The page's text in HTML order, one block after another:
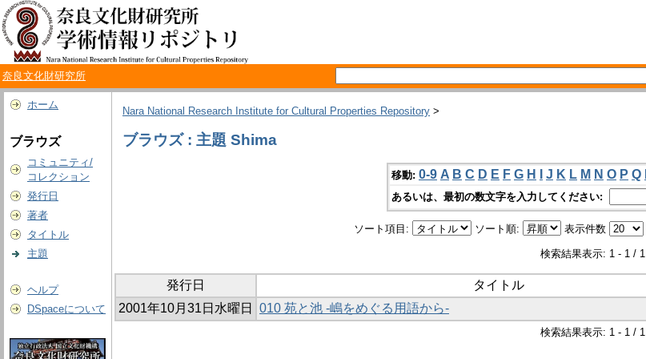
奈良文化財研究所
ホーム
ブラウズ
コミュニティ/
コレクション
発行日
著者
タイトル
主題
ヘルプ
DSpaceについて
Nara National Research Institute for Cultural Properties Repository >
ブラウズ : 主題 Shima
移動: 0-9 A B C D E F G H J K L M N O P Q
あるいは、最初の数文字を入力してください:
ソート項目: ソート順: 表示件数
検索結果表示: 1 - 1 / 1
発行日 タイトル
2001年10月31日水曜日
010 苑と池 -嶋をめぐる用語から-
検索結果表示: 1 - 1 / 1